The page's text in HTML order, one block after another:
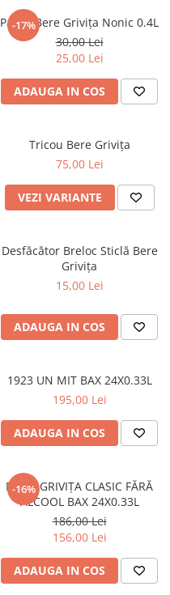
-17%
Pahar Bere Grivița Nonic 0.4L
30,00 Lei
25,00 Lei
ADAUGA IN COS
Tricou Bere Grivița
75,00 Lei
VEZI VARIANTE
Desfăcător Breloc Sticlă Bere
Grivița
15,00 Lei
ADAUGA IN COS
1923 UN MIT BAX 24X0.33L
195,00 Lei
ADAUGA IN COS
-16%
DOZĂ GRIVIȚA CLASIC FĂRĂ
ALCOOL BAX 24X0.33L
186,00 Lei
156,00 Lei
ADAUGA IN COS